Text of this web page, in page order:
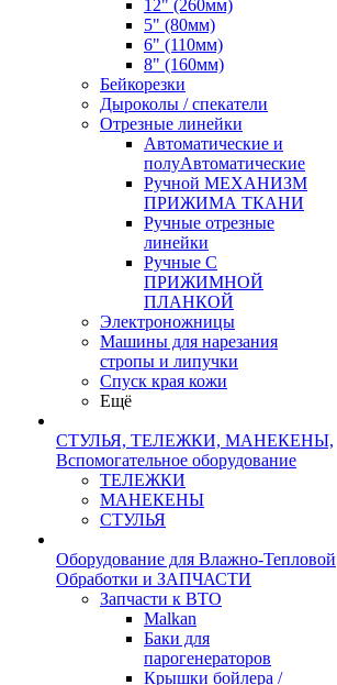
12" (260мм)
5" (80мм)
6" (110мм)
8" (160мм)
Бейкорезки
Дыроколы / спекатели
Отрезные линейки
Автоматические и
полуАвтоматические
Ручной МЕХАНИЗМ
ПРИЖИМА ТКАНИ
Ручные отрезные
линейки
Ручные С
ПРИЖИМНОЙ
ПЛАНКОЙ
Электроножницы
Машины для нарезания
стропы и липучки
Спуск края кожи
Ещё
СТУЛЬЯ, ТЕЛЕЖКИ, МАНЕКЕНЫ,
Вспомогательное оборудование
ТЕЛЕЖКИ
МАНЕКЕНЫ
СТУЛЬЯ
Оборудование для Влажно-Тепловой
Обработки и ЗАПЧАСТИ
Запчасти к ВТО
Malkan
Баки для
парогенераторов
Крышки бойлера /